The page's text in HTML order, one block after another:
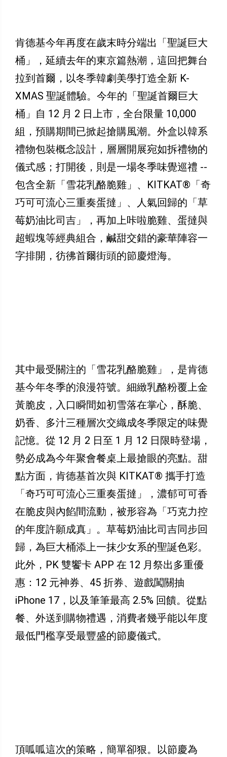
肯德基今年再度在歲末時分端出「聖誕巨大
桶」，延續去年的東京篇熱潮，這回把舞台
拉到首爾，以冬季韓劇美學打造全新 K-
XMAS 聖誕體驗。今年的「聖誕首爾巨大
桶」自 12 月 2 日上市，全台限量 10,000
組，預購期間已掀起搶購風潮。外盒以韓系
禮物包裝概念設計，層層開展宛如拆禮物的
儀式感；打開後，則是一場冬季味覺巡禮 --
包含全新「雪花乳酪脆雞」、KITKAT®「奇
巧可可流心三重奏蛋撻」、人氣回歸的「草
莓奶油比司吉」，再加上咔啦脆雞、蛋撻與
超蝦塊等經典組合，鹹甜交錯的豪華陣容一
字排開，彷彿首爾街頭的節慶燈海。
其中最受關注的「雪花乳酪脆雞」，是肯德
基今年冬季的浪漫符號。細緻乳酪粉覆上金
黃脆皮，入口瞬間如初雪落在掌心，酥脆、
奶香、多汁三種層次交織成冬季限定的味覺
記憶。從 12 月 2 日至 1 月 12 日限時登場，
勢必成為今年聚會餐桌上最搶眼的亮點。甜
點方面，肯德基首次與 KITKAT® 攜手打造
「奇巧可可流心三重奏蛋撻」，濃郁可可香
在脆皮與內餡間流動，被形容為「巧克力控
的年度許願成真」。草莓奶油比司吉同步回
歸，為巨大桶添上一抹少女系的聖誕色彩。
此外，PK 雙饗卡 APP 在 12 月祭出多重優
惠：12 元神券、45 折券、遊戲闖關抽
iPhone 17，以及筆筆最高 2.5% 回饋。從點
餐、外送到購物禮遇，消費者幾乎能以年度
最低門檻享受最豐盛的節慶儀式。
頂呱呱這次的策略，簡單卻狠。以節慶為